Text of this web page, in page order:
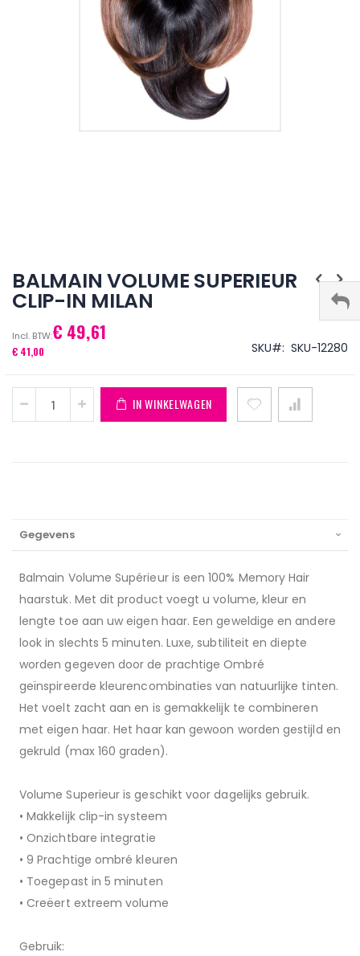
naar
het
begin
de
afbeeldingen-
gallerij
BALMAIN VOLUME SUPERIEUR
CLIP-IN MILAN
€ 49,61
€ 41,00 SKU SKU-12280
IN WINKELWAGEN
Gegevens
Balmain Volume Supérieur is een 100% Memory Hair
haarstuk. Met dit product voegt u volume, kleur en
lengte toe aan uw eigen haar. Een geweldige en andere
look in slechts 5 minuten. Luxe, subtiliteit en diepte
worden gegeven door de prachtige Ombré
geïnspireerde kleurencombinaties van natuurlijke tinten.
Het voelt zacht aan en is gemakkelijk te combineren
met eigen haar. Het haar kan gewoon worden gestijld en
gekruld (max 160 graden).
Volume Superieur is geschikt voor dagelijks gebruik.
• Makkelijk clip-in systeem
• Onzichtbare integratie
• 9 Prachtige ombré kleuren
• Toegepast in 5 minuten
• Creëert extreem volume
Gebruik: